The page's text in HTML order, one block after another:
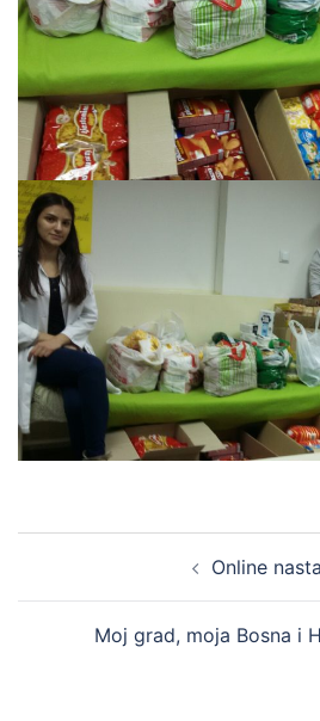
Online
Moj grad, moja Bosna i